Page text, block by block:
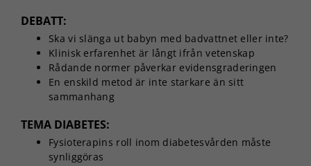
DEBATT:
Ska vi slänga ut babyn med badvattnet eller inte?
Klinisk erfarenhet är långt ifrån vetenskap
Rådande normer påverkar evidensgraderingen
En enskild metod är inte starkare än sitt
sammanhang
TEMA DIABETES:
Fysioterapins roll inom diabetesvården måste
synliggöras